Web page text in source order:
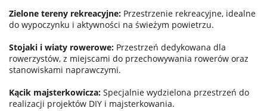
Zielone tereny rekreacyjne: Przestrzenie rekreacyjne, idealne
do wypoczynku i aktywności na świeżym powietrzu.
Stojaki i wiaty rowerowe: Przestrzeń dedykowana dla
rowerzystów, z miejscami do przechowywania rowerów oraz
stanowiskami naprawczymi.
Kącik majsterkowicza: Specjalnie wydzielona przestrzeń do
realizacji projektów DIY i majsterkowania.